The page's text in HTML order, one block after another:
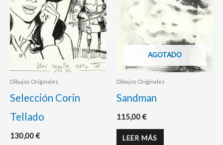
Dibujos Originales
Selección Corin
Tellado
130,00€
AGOTADO
Dibujos Originales
Sandman
115,00€
LEER MÁS